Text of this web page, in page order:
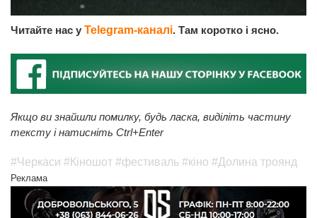
Читайте нас у Telegram-каналі. Там коротко і ясно.
Якщо ви знайшли помилку, будь ласка, виділіть частину
тексту і натисніть Ctrl+Enter
#Черкаси #Кіношот #фестиваль #кіно #Долина троянд
Реклама